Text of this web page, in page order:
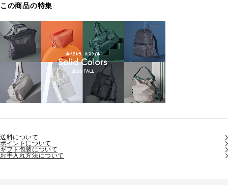
この商品の特集
送料について
ポイントについて
ギフト包装について
お手入れ方法について